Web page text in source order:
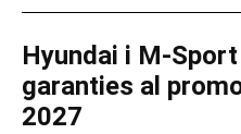
Hyundai i M-
garanties al
2027